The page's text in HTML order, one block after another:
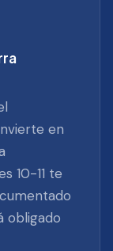
en
10-11 te
obligado